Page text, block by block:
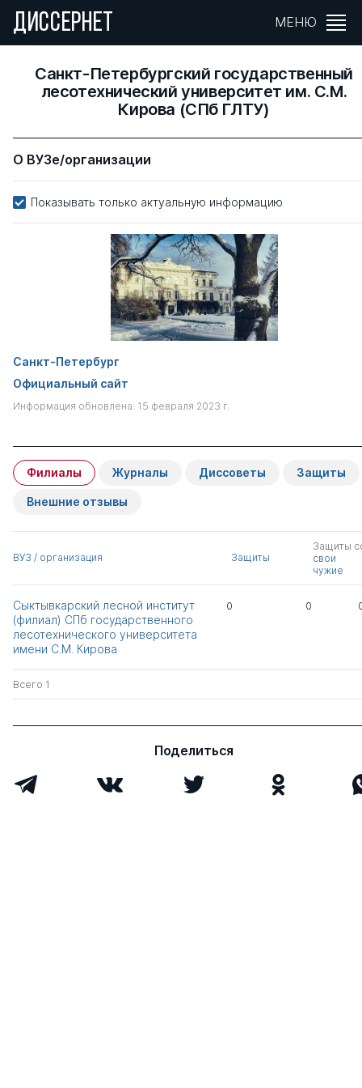
ДИССЕРНЕТ МЕНЮ
Санкт-Петербургский государственный
лесотехнический университет им. С.М.
Кирова (СПб ГЛТУ)
О ВУЗе/организации
Показывать только актуальную информацию
Санкт-Петербург
Официальный сайт
Информация обновлена: 15 февраля 2023 г.
Филиалы Журналы Диссоветы Защиты
Внешние отзывы
ВУЗ / организация Защиты
Защиты
свои
чужие
Сыктывкарский лесной институт
(филиал) СПб государственного
лесотехнического университета
имени С.М. Кирова
0 0
Всего 1
Поделиться